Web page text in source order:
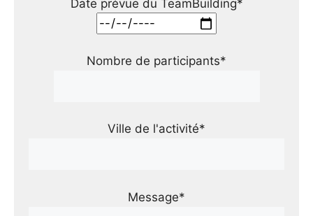
Date prévue du TeamBuilding*
Nombre de participants*
Ville de l'activité*
Message*